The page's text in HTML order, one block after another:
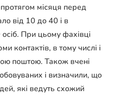
місяця перед
від 10 до 40 і в
При цьому фахівці
контактів, в тому числі і
поштою. Також вчені
і визначили, що
які ведуть схожий